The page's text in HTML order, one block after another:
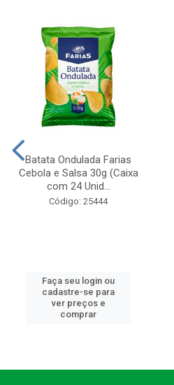
Batata Ondulada Farias
Cebola e Salsa 30g (Caixa
com 24 Unid...
Código: 25444
Faça seu login ou
cadastre-se para
ver preços e
comprar